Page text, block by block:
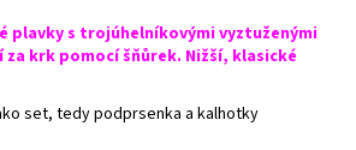
plavky s trojúhelníkovými vyztuženými
za krk pomocí šňůrek. Nižší, klasické
set, tedy podprsenka a kalhotky